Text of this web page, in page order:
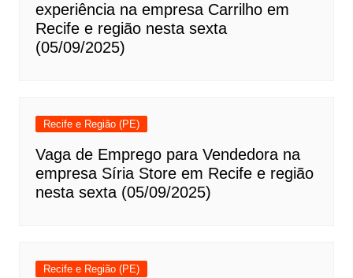
experiência na empresa Carrilho em
Recife e região nesta sexta
(05/09/2025)
Recife e Região (PE)
Vaga de Emprego para Vendedora na
empresa Síria Store em Recife e região
nesta sexta (05/09/2025)
Recife e Região (PE)